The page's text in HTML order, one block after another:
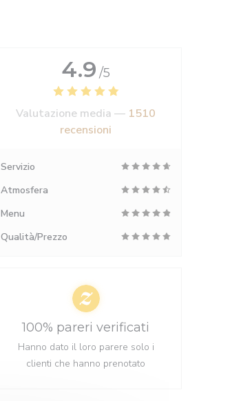
4.9 /5
Valutazione media — 1510
recensioni
Servizio
Atmosfera
Menu
Qualità/Prezzo
100% pareri verificati
Hanno dato il loro parere solo i
clienti che hanno prenotato